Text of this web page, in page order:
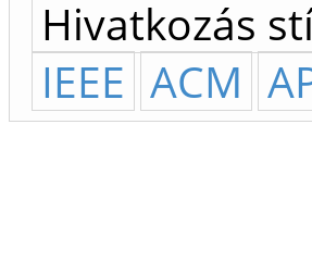
Hivatkozás
IEEE ACM